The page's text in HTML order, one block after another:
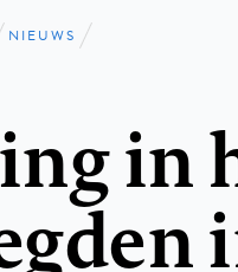
NIEUWS
in